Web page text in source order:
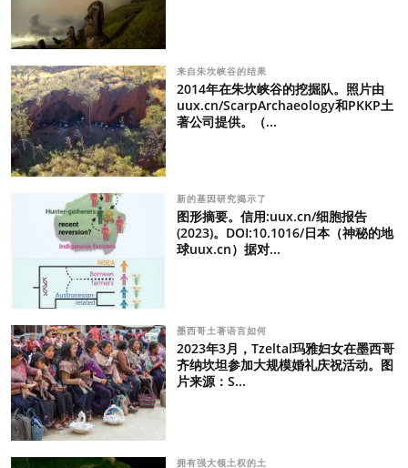
来自朱坎峡谷的结果
2014年在朱坎峡谷的挖掘队。照片由
uux.cn/ScarpArchaeology和PKKP土
著公司提供。（...
新的基因研究揭示了
图形摘要。信用:uux.cn/细胞报告
(2023)。DOI:10.1016/日本（神秘的地
球uux.cn）据对...
墨西哥土著语言如何
2023年3月，Tzeltal玛雅妇女在墨西哥
齐纳坎坦参加大规模婚礼庆祝活动。图
片来源：S...
拥有强大领土权的土